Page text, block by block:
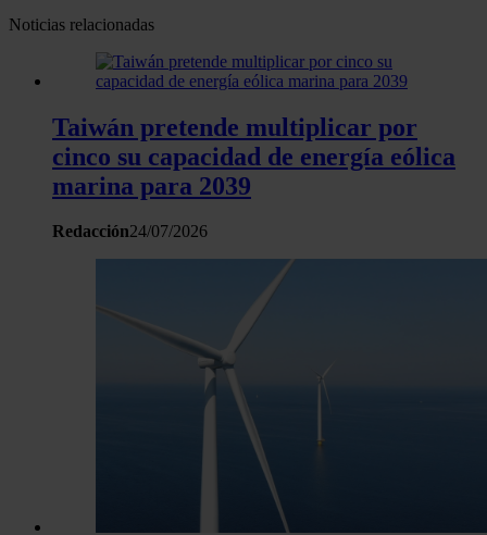
Noticias relacionadas
Taiwán pretende multiplicar por
cinco su capacidad de energía eólica
marina para 2039
Redacción24/07/2026